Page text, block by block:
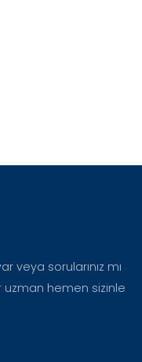
veya sorularınız mı
uzman hemen sizinle